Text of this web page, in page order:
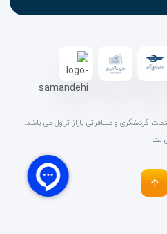
گردشگری و مسافرتی باراژ تراول می باشد.
نت